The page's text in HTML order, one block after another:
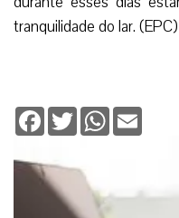
tranquilidade do lar. (EPC)
Facebook
TwitterWhatsApp